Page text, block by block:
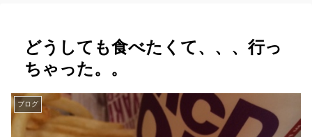
どうしても食べたくて、、、行っ
ちゃった。。
ブログ